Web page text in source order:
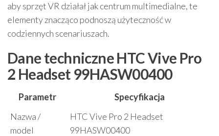
aby sprzęt VR działał jak centrum multimedialne, te
elementy znacząco podnoszą użyteczność w
codziennych scenariuszach.
Dane techniczne HTC Vive Pro
2 Headset 99HASW00400
Parametr
Specyfikacja
Nazwa /
model
HTC Vive Pro 2 Headset
99HASW00400